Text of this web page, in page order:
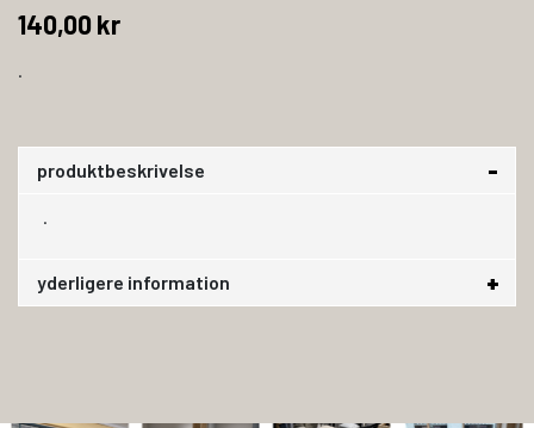
140,00 kr
.
produktbeskrivelse
.
yderligere information